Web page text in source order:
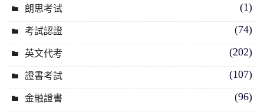
朗思考试 (1)
考試認證 (74)
英文代考 (202)
證書考試 (107)
金融證書 (96)